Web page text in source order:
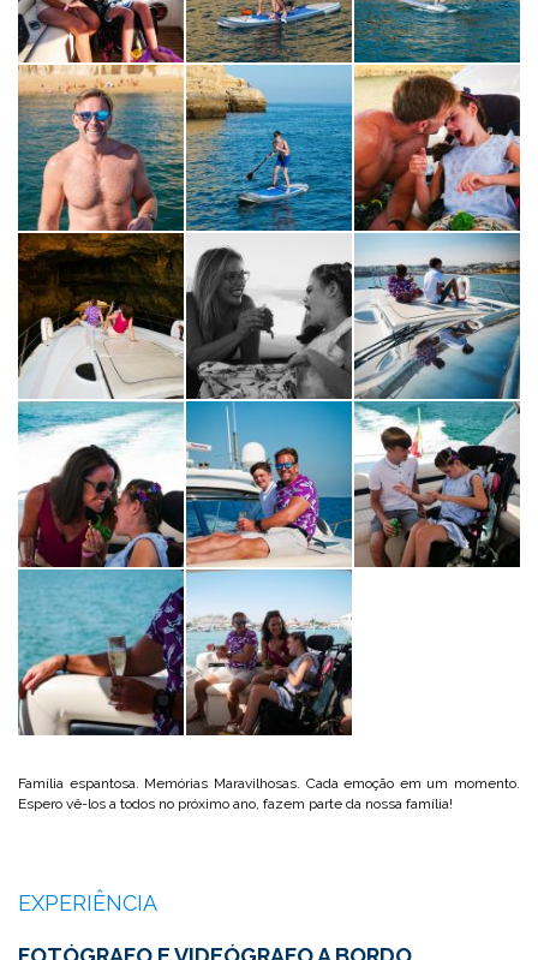
Família espantosa. Memórias Maravilhosas. Cada emoção em um momento.
Espero vê-los a todos no próximo ano, fazem parte da nossa família!
EXPERIÊNCIA